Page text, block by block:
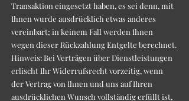
Transaktion eingesetzt haben, es sei denn, mit
Ihnen wurde ausdrücklich etwas anderes
vereinbart; in keinem Fall werden Ihnen
wegen dieser Rückzahlung Entgelte berechnet.
Hinweis: Bei Verträgen über Dienstleistungen
erlischt Ihr Widerrufsrecht vorzeitig, wenn
der Vertrag von Ihnen und uns auf Ihren
ausdrücklichen Wunsch vollständig erfüllt ist,